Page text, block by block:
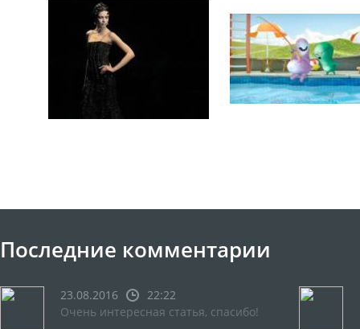
Последние комментарии
23.08.2016
22:22
Очень интересная статья, спасибо!